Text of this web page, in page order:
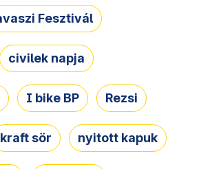
Fesztivál
civilek napja
I bike BP Rezsi
kraft sör nyitott kapuk